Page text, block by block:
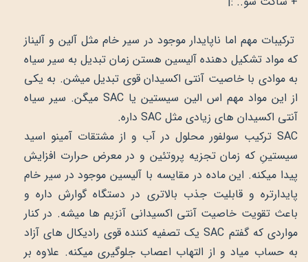
ترکیبات مهم اما ناپایدار موجود در سیر خام مثل آلین و آلیناز
که مواد تشکیل دهنده آلیسین هستن زمان تبدیل به سیر سیاه
به موادی با خاصیت آنتی اکسیدان قوی تبدیل میشن. به یکی
از این مواد مهم اس الین سیستین یا SAC میگن. سیر سیاه
آنتی اکسیدان های زیادی مثل SAC داره.
SAC ترکیب سولفور محلول در آب و از مشتقات آمینو اسید
سیستینِ که زمان تجزیه پروتئین و در معرض حرارت افزایش
پیدا میکنه. این ماده در مقایسه با آلیسین موجود در سیر خام
پایدارتره و قابلیت جذب بالاتری در دستگاه گوارش داره و
باعث تقویت خاصیت آنتی اکسیدانی آنزیم ها میشه. در کنار
مواردی که گفتم SAC یک تصفیه کننده قوی رادیکال های آزاد
به حساب میاد و از التهاب اعصاب جلوگیری میکنه. علاوه بر